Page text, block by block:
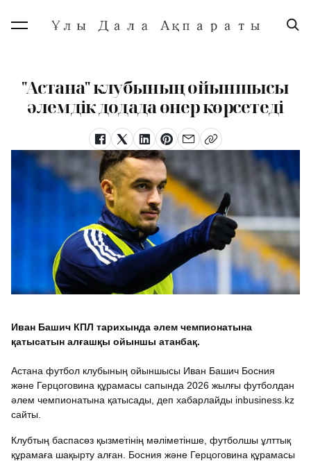
"Астана" клубының ойыншысы
әлемдік додада өнер көрсетеді
Иван Башич КПЛ тарихында әлем чемпионатына
қатысатын алғашқы ойыншы атанбақ.
Астана футбол клубының ойыншысы Иван Башич Босния
және Герцоговина құрамасы сапында 2026 жылғы футболдан
әлем чемпионатына қатысады, деп хабарлайды inbusiness.kz
сайты.
Клубтың баспасөз қызметінің мәліметінше, футболшы ұлттық
құрамаға шақырту алған. Босния және Герцоговина құрамасы